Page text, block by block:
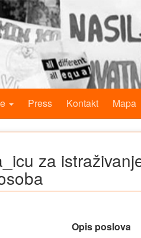
Press Kontakt Mapa
za
Opis poslova